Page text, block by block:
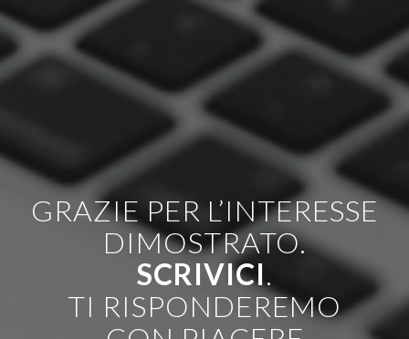
GRAZIE PER L’INTERESSE
DIMOSTRATO.
SCRIVICI.
TI RISPONDEREMO